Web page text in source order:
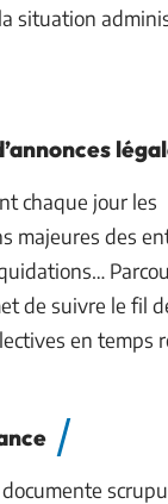
situation
chaque jour les
majeures des
de suivre le fil
en temps